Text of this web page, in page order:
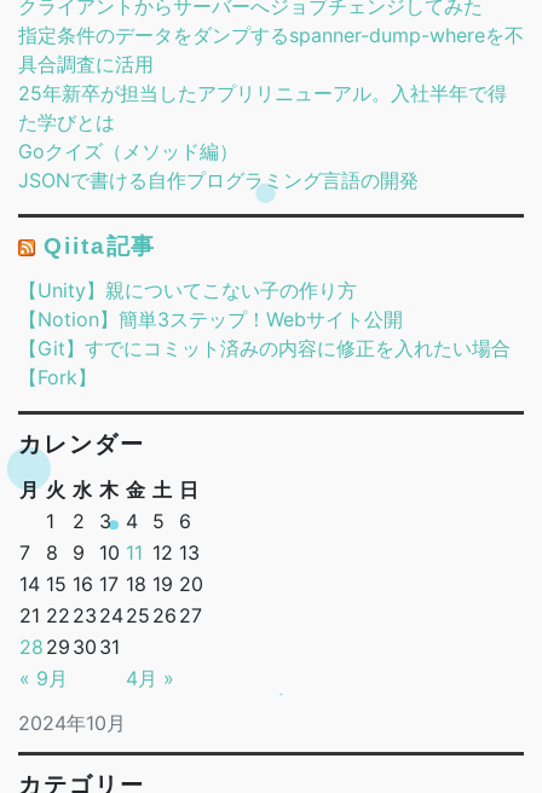
クライアントからサーバーへジョブチェンジしてみた
指定条件のデータをダンプするspanner-dump-whereを不
具合調査に活用
25年新卒が担当したアプリリニューアル。入社半年で得
た学びとは
Goクイズ（メソッド編）
JSONで書ける自作プログラミング言語の開発
Qiita記事
【Unity】親についてこない子の作り方
【Notion】簡単3ステップ！Webサイト公開
【Git】すでにコミット済みの内容に修正を入れたい場合
【Fork】
カレンダー
2024年10月
月 火 水 木 金 土 日
« 9月 4月 »
1 2 3 4 5
6
7
8 9 10 11 12 13
14 15 16 17 18 19 20
21 22 23 2425 26 27
28 29 30 31
カテゴリー